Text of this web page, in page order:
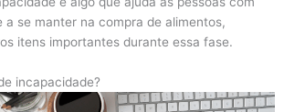
a se manter na compra de alimentos,
itens importantes durante essa fase.
incapacidade?